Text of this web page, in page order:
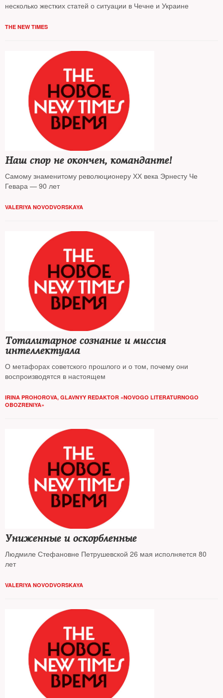
несколько жестких статей о ситуации в Чечне и Украине
THE NEW TIMES
Наш спор не окончен, команданте!
Самому знаменитому революционеру ХХ века Эрнесту Че
Гевара — 90 лет
VALERIYA NOVODVORSKAYA
Тоталитарное сознание и миссия
интеллектуала
О метафорах советского прошлого и о том, почему они
воспроизводятся в настоящем
IRINA PROHOROVA, GLAVNYY REDAKTOR «NOVOGO LITERATURNOGO
OBOZRENIYA»
Униженные и оскорбленные
Людмиле Стефановне Петрушевской 26 мая исполняется 80
лет
VALERIYA NOVODVORSKAYA